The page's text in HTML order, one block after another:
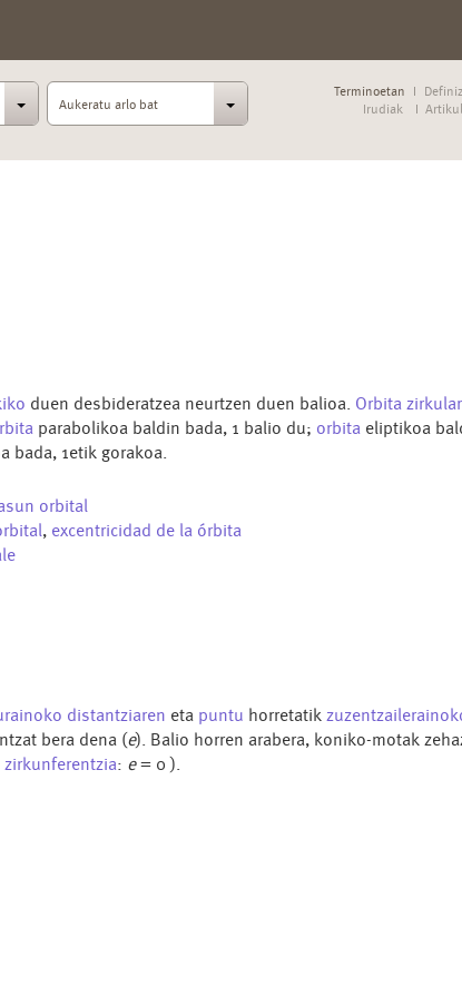
Aukeratu arlo bat
Terminoetan
Irudiak
duen desbideratzea neurtzen duen balioa. Orbita
parabolikoa baldin bada, 1 balio du; orbita eliptikoa
bada, 1etik gorakoa.
orbital
, excentricidad de la órbita
distantziaren eta puntu horretatik
bera dena (e). Balio horren arabera, koniko-motak
zirkunferentzia: e= 0 ).